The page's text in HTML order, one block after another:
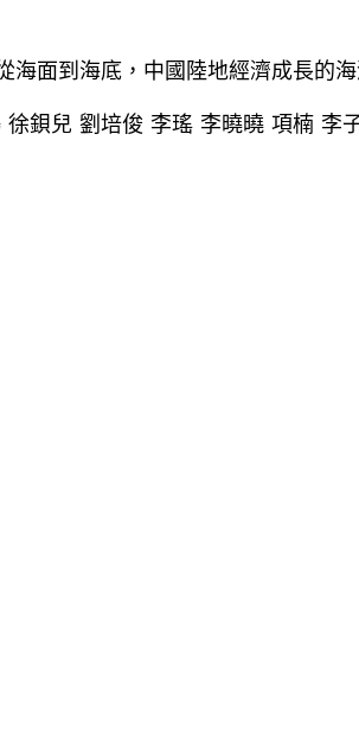
面到海底，中國陸地經濟成長的海
徐鋇兒 劉培俊 李瑤 李曉曉 項楠 李